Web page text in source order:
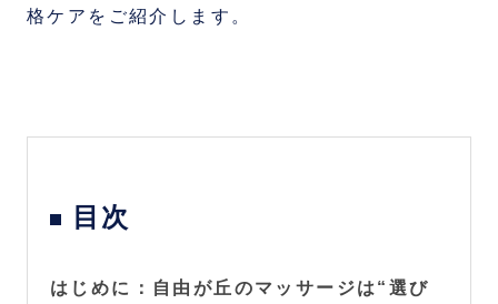
格ケアをご紹介します。
目次
はじめに：自由が丘のマッサージは“選び